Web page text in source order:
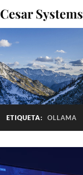
Cesar Systems
ETIQUETA: OLLAMA